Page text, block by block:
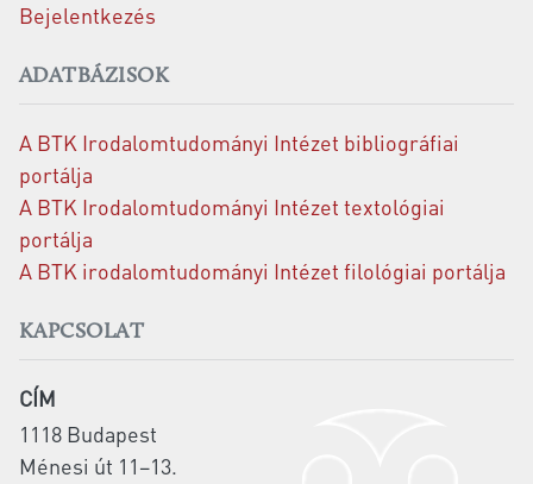
Bejelentkezés
ADATBÁZISOK
A BTK Irodalomtudományi Intézet bibliográfiai
portálja
A BTK Irodalomtudományi Intézet textológiai
portálja
A BTK irodalomtudományi Intézet filológiai portálja
KAPCSOLAT
CÍM
1118 Budapest
Ménesi út 11–13.